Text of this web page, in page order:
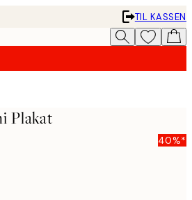
TIL KASSEN
Plakat
40%*